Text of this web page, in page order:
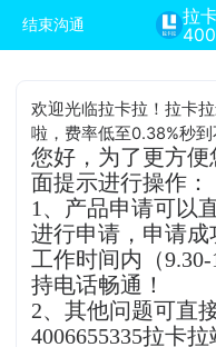
结束沟通
拉
欢迎光临拉卡拉！拉卡
啦，费率低至0.38%秒到
您好，为了更方
面提示进行操作：
1、产品申请可以
进行申请，申请
工作时间内（
持电话畅通！
2、其他问题可直
4006655335拉卡